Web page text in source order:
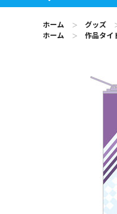
ホーム ＞ グッズ
ホーム
＞ 作品タイ